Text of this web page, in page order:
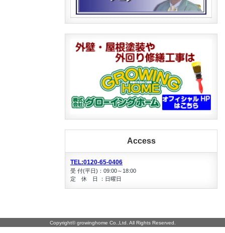
Access
TEL:0120-65-0406
受 付(平日)：09:00～18:00
定 休 日 ：日曜日
Copyright©growinghome Co.,Ltd. All Rights Reserved.